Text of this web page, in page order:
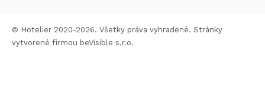
© Hotelier 2020-2026. Všetky práva vyhradené. Stránky
vytvorené firmou beVisible s.r.o.